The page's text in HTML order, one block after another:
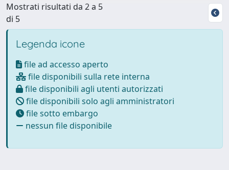
Mostrati risultati da 2 a 5
di 5
Legenda icone
file ad accesso aperto
file disponibili sulla rete interna
file disponibili agli utenti autorizzati
file disponibili solo agli amministratori
file sotto embargo
nessun file disponibile